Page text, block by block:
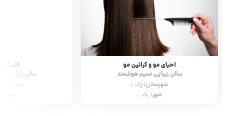
احیای مو و کراتین مو
سالن زیبایی نسیم هوشمند
شهرستان: رشت
شهر:رشت
سالن زیبایی